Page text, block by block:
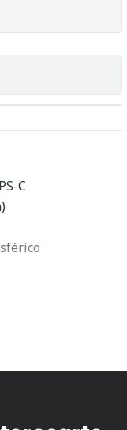
C
Canon
compacto, el